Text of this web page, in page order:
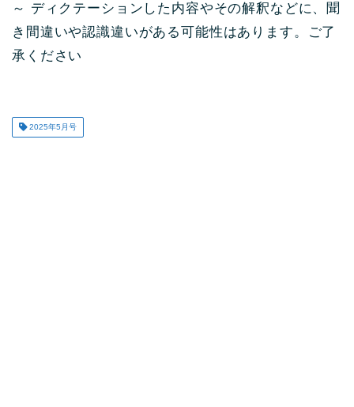
～ ディクテーションした内容やその解釈などに、聞
き間違いや認識違いがある可能性はあります。ご了
承ください
2025年5月号